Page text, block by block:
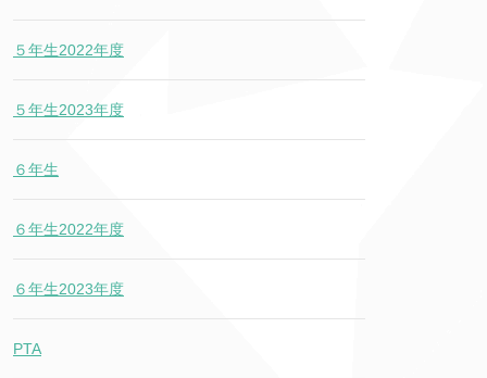
５年生2022年度
５年生2023年度
６年生
６年生2022年度
６年生2023年度
PTA